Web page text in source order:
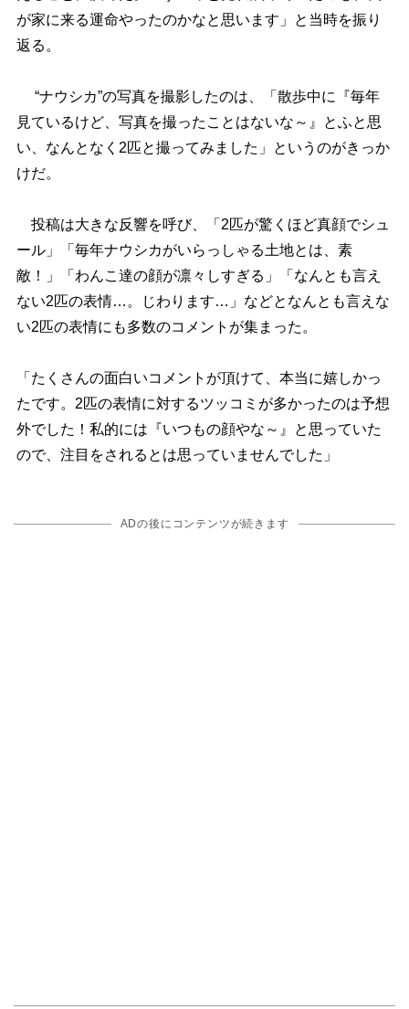
が家に来る運命やったのかなと思います」と当時を振り
返る。
“ナウシカ”の写真を撮影したのは、「散歩中に『毎年
見ているけど、写真を撮ったことはないな～』とふと思
い、なんとなく2匹と撮ってみました」というのがきっか
けだ。
投稿は大きな反響を呼び、「2匹が驚くほど真顔でシュ
ール」「毎年ナウシカがいらっしゃる土地とは、素
敵！」「わんこ達の顔が凛々しすぎる」「なんとも言え
ない2匹の表情…。じわります…」などとなんとも言えな
い2匹の表情にも多数のコメントが集まった。
「たくさんの面白いコメントが頂けて、本当に嬉しかっ
たです。2匹の表情に対するツッコミが多かったのは予想
外でした！私的には『いつもの顔やな～』と思っていた
ので、注目をされるとは思っていませんでした」
ADの後にコンテンツが続きます